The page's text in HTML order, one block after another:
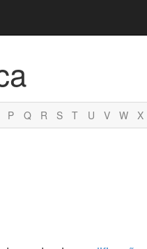
P Q R S T U V W X